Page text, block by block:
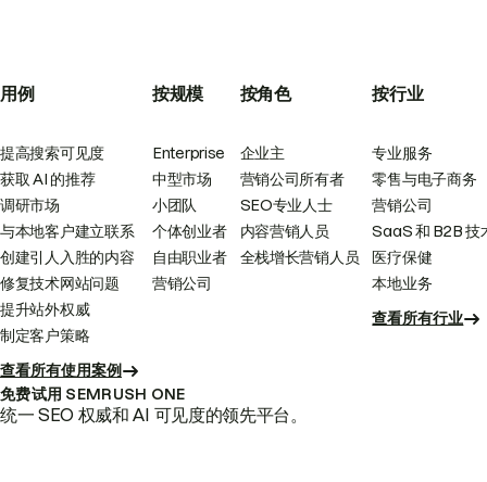
用例
提高搜索可见度
获取 AI 的推荐
调研市场
与本地客户建立联系
创建引人入胜的内容
修复技术网站问题
提升站外权威
制定客户策略
查看所有使用案例
按规模
Enterprise
中型市场
小团队
个体创业者
自由职业者
营销公司
按角色
企业主
营销公司所有者
SEO专业人士
内容营销人员
全栈增长营销人员
按行业
专业服务
零售与电子商务
营销公司
SaaS 和 B2B 技
医疗保健
本地业务
查看所有行业
免费试用 SEMRUSH ONE
统一 SEO 权威和 AI 可见度的领先平台。